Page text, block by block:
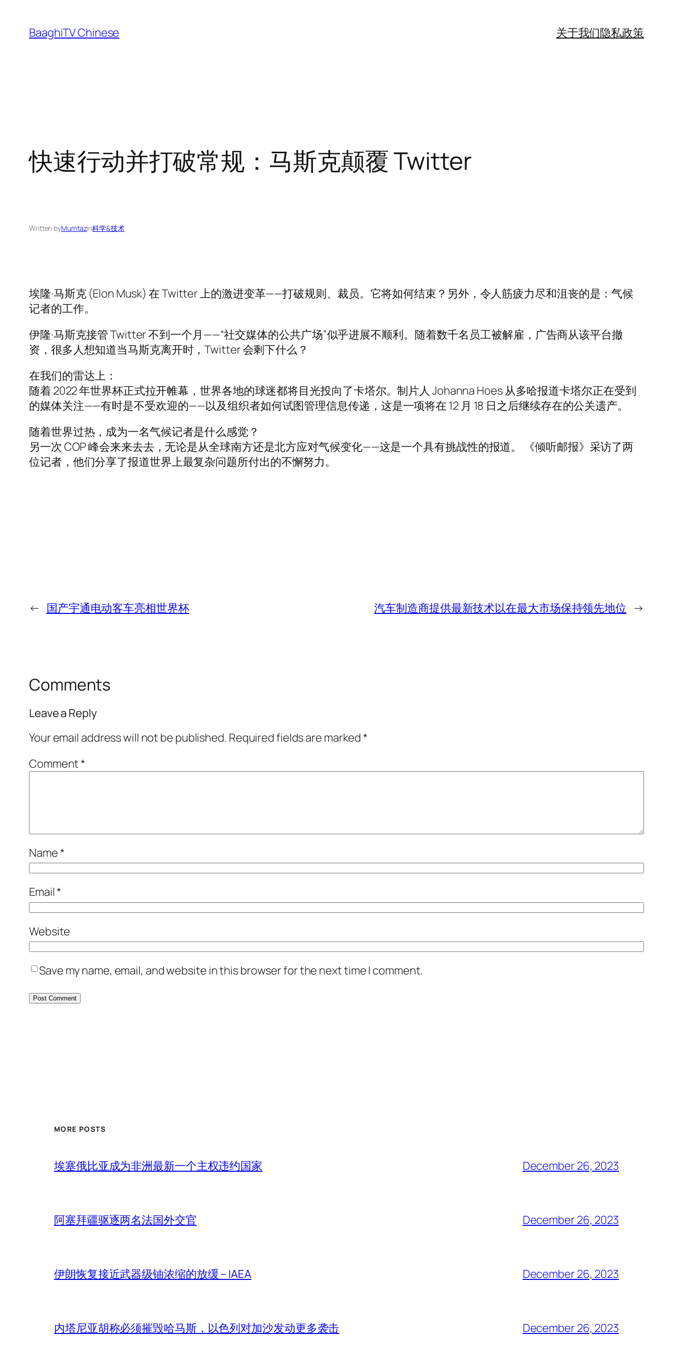
content
BaaghiTV Chinese 关于我们隐私政策
快速行动并打破常规：马斯克颠覆 Twitter
Written byMumtazin科学&技术
埃隆·马斯克 (Elon Musk) 在 Twitter 上的激进变革——打破规则、裁员。它将如何结束？另外，令人筋疲力尽和沮丧的是：气候
记者的工作。
伊隆·马斯克接管 Twitter 不到一个月——“社交媒体的公共广场”似乎进展不顺利。随着数千名员工被解雇，广告商从该平台撤
资，很多人想知道当马斯克离开时，Twitter 会剩下什么？
在我们的雷达上：
随着 2022 年世界杯正式拉开帷幕，世界各地的球迷都将目光投向了卡塔尔。制片人 Johanna Hoes 从多哈报道卡塔尔正在受到
的媒体关注——有时是不受欢迎的——以及组织者如何试图管理信息传递，这是一项将在 12 月 18 日之后继续存在的公关遗产。
随着世界过热，成为一名气候记者是什么感觉？
另一次 COP 峰会来来去去，无论是从全球南方还是北方应对气候变化——这是一个具有挑战性的报道。 《倾听邮报》采访了两
位记者，他们分享了报道世界上最复杂问题所付出的不懈努力。
← 国产宇通电动客车亮相世界杯 汽车制造商提供最新技术以在最大市场保持领先地位 →
Comments
Leave a Reply
Your email address will not be published. Required fields are marked*
Comment*
Name*
Email*
Website
Save my name, email, and website in this browser for the next time I comment.
MORE POSTS
埃塞俄比亚成为非洲最新一个主权违约国家 December 26, 2023
阿塞拜疆驱逐两名法国外交官 December 26, 2023
伊朗恢复接近武器级铀浓缩的放缓 – IAEA December 26, 2023
内塔尼亚胡称必须摧毁哈马斯，以色列对加沙发动更多袭击 December 26, 2023